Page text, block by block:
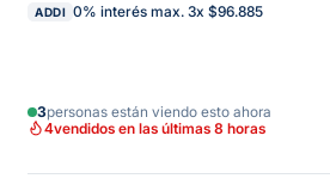
ADDI 0% interés max. 3x $96.885
3personas están viendo esto ahora
4vendidos en las últimas 8 horas